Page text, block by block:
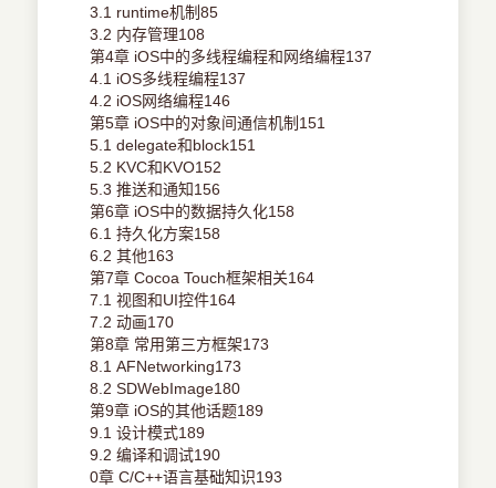
3.1 runtime机制85
3.2 内存管理108
第4章 iOS中的多线程编程和网络编程137
4.1 iOS多线程编程137
4.2 iOS网络编程146
第5章 iOS中的对象间通信机制151
5.1 delegate和block151
5.2 KVC和KVO152
5.3 推送和通知156
第6章 iOS中的数据持久化158
6.1 持久化方案158
6.2 其他163
第7章 Cocoa Touch框架相关164
7.1 视图和UI控件164
7.2 动画170
第8章 常用第三方框架173
8.1 AFNetworking173
8.2 SDWebImage180
第9章 iOS的其他话题189
9.1 设计模式189
9.2 编译和调试190
0章 C/C++语言基础知识193